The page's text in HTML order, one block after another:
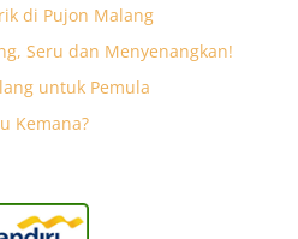
di Pujon Malang
Seru dan Menyenangkan!
untuk Pemula
Kemana?